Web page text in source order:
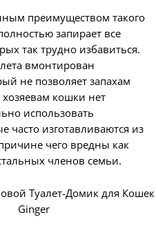
преимуществом такого
запирает все
так трудно избавиться.
вмонтирован
не позволяет запахам
кошки нет
использовать
часто изготавливаются из
чего вредны как
членов семьи.